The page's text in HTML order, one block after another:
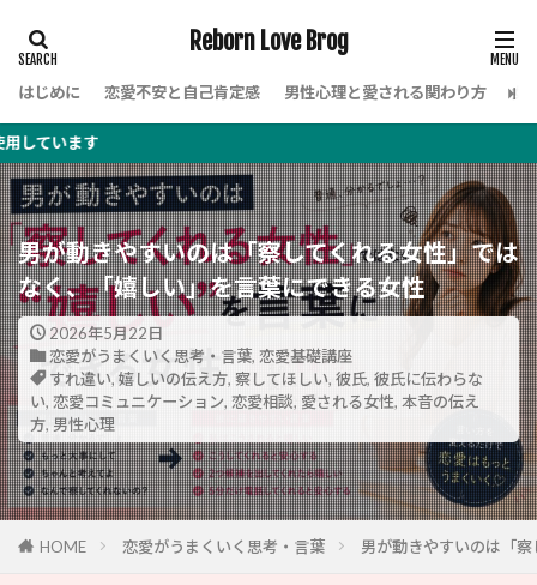
Reborn Love Brog
はじめに 恋愛不安と自己肯定感 男性心理と愛される関わり方 女
男が動きやすいのは「察してくれる女性」では
なく、「嬉しい」を言葉にできる女性
2026年5月22日
恋愛がうまくいく思考・言葉, 恋愛基礎講座
すれ違い, 嬉しいの伝え方, 察してほしい, 彼氏, 彼氏に伝わらな
い, 恋愛コミュニケーション, 恋愛相談, 愛される女性, 本音の伝え
方, 男性心理
HOME 恋愛がうまくいく思考・言葉 男が動きやすいのは「